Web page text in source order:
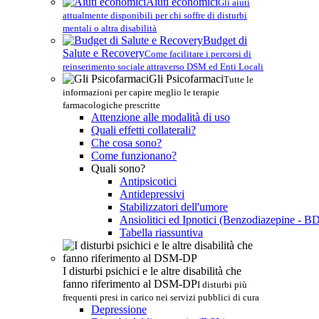
Gli aiuti
attualmente disponibili per chi soffre di disturbi
mentali o altra disabilità
Budget di
Salute e RecoveryCome facilitare i percorsi di
reinserimento sociale attraverso DSM ed Enti Locali
Gli PsicofarmaciTutte le
informazioni per capire meglio le terapie
farmacologiche prescritte
Attenzione alle modalità di uso
Quali effetti collaterali?
Che cosa sono?
Come funzionano?
Quali sono?
Antipsicotici
Antidepressivi
Stabilizzatori dell'umore
Ansiolitici ed Ipnotici (Benzodiazepine -
Tabella riassuntiva
I disturbi psichici e le altre disabilità che
fanno riferimento al DSM-DPI disturbi più
frequenti presi in carico nei servizi pubblici di cura
Depressione